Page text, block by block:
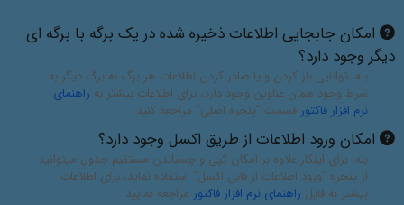
امکان جابجایی اطلاعات ذخیره شده در یک برگه با برگه ای
دیگر وجود دارد؟
بله، توانایی باز کردن و یا صادر کردن اطلاعات هر برگ به برگ دیگر به
شرط وجود همان عناوین وجود دارد، برای اطلاعات بیشتر به راهنمای
نرم افزار فاکتور قسمت "پنجره اصلی" مراجعه کنید
امکان ورود اطلاعات از طریق اکسل وجود دارد؟
بله، برای اینکار علاوه بر امکان کپی و چسباندن مستقیم جدول میتوانید
از پنجره "ورود اطلاعات از فایل اکسل" استفاده نماید، برای اطلاعات
بیشتر به فایل راهنمای نرم افزار فاکتور مراجعه نمایید